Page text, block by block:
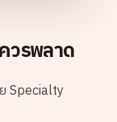
วรพลาด
Specialty